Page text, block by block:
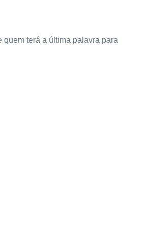
terá a última palavra para